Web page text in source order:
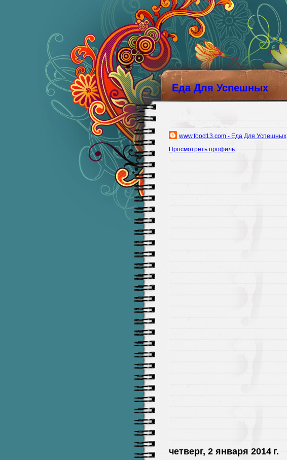
Еда Для Успешных
www.food13.com - Еда Для Успешных
Просмотреть профиль
четверг, 2 января 2014 г.